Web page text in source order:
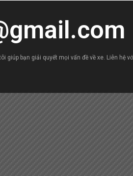
giúp bạn giải quyết mọi vấn đề về xe. Liên hệ